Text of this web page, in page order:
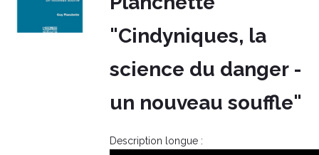
"Cindyniques, la
science du danger -
un nouveau souffle"
Description longue :